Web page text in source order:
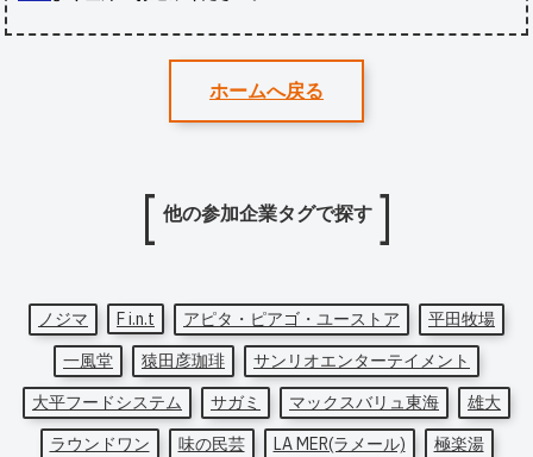
ホームへ戻る
他の参加企業タグで探す
ノジマ F i.n.t アピタ・ピアゴ・ユーストア
平田牧場
一風堂
猿田彦珈琲
サンリオエンターテイメント
大平フードシステム
サガミ マックスバリュ東海
雄大
ラウンドワン
味の民芸 LA MER(ラメール)
極楽湯